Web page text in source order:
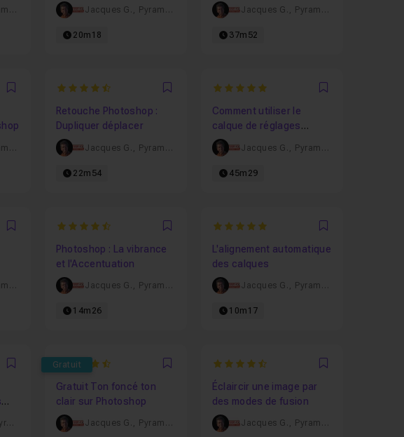
Pyramyd
arrondis dans Photoshop
Jacques G. , Pyramyd
20m18
Jacques G. , Pyramyd
37m52
Favori 4.8571428571429 Favori
Retouche Photoshop :
Dupliquer déplacer
Jacques G.
22m54
5 Favori
Comment utiliser le
calque de réglages
Niveaux dans Photoshop
?
Jacques G.
45m29
Favori
Pyramyd
4.5714285714286 Favori
Photoshop : La vibrance
et l'Accentuation
Jacques G. , Pyramyd
14m26
5 Favori
L'alignement automatique
des calques
Jacques G. , Pyramyd
10m17
Favori
Pyramyd
Gratuit
4.7083333333333 Favori
Gratuit Ton foncé ton
clair sur Photoshop
Jacques G. , Pyramyd
4.9 Favori
Éclaircir une image par
des modes de fusion
Jacques G. , Pyramyd